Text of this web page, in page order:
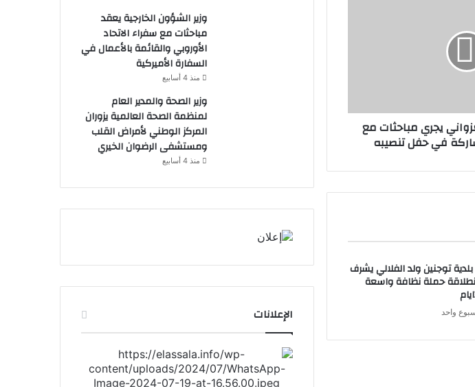
يجري مباحثات مع
في حفل تنصيبه
توجنين ولد الفلالي يشرف
حملة نظافة واسعة
واحد
وزير الشؤون الخارجية يعقد
مباحثات مع سفراء الاتحاد
الأوروبي والقائمة بالأعمال في
السفارة الأميركية
منذ 4 أسابيع
وزير الصحة والمدير العام
لمنظمة الصحة العالمية يزوران
المركز الوطني لأمراض القلب
ومستشفى الرضوان الخيري
منذ 4 أسابيع
الإعلانات